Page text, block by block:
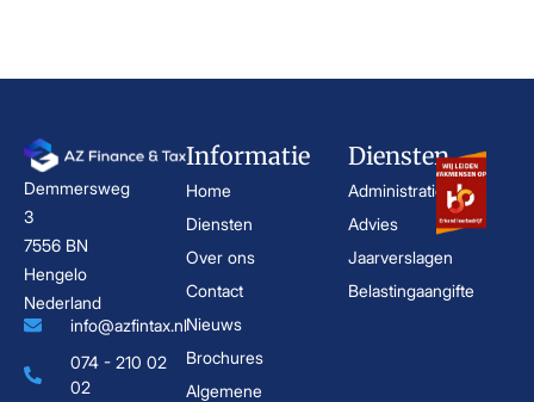
Demmersweg
3
7556 BN
Hengelo
Nederland
info@azfintax.nl
074 - 210 02
02
Informatie
Home
Diensten
Over ons
Contact
Nieuws
Brochures
Algemene
Diensten
Administratie
Advies
Jaarverslagen
Belastingaangifte